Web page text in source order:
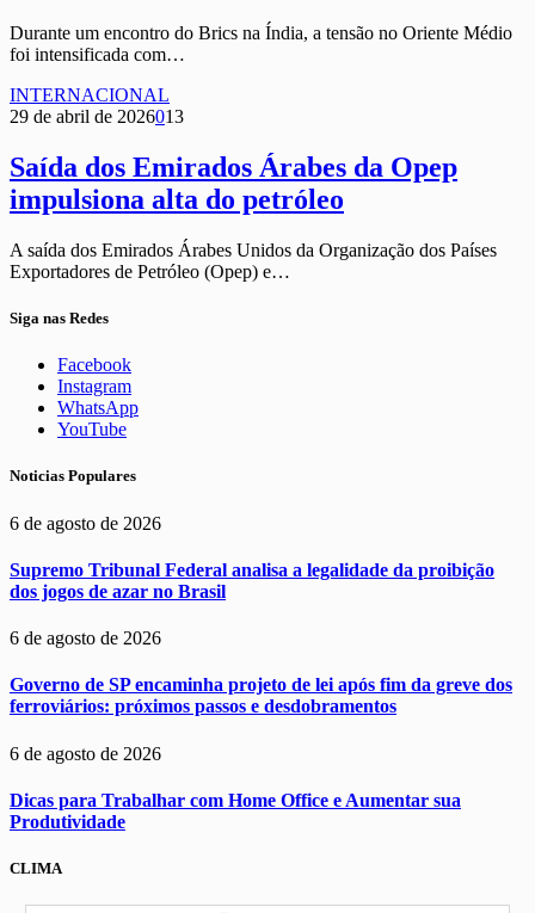
Durante um encontro do Brics na Índia, a tensão no Oriente Médio
foi intensificada com…
INTERNACIONAL
29 de abril de 2026013
Saída dos Emirados Árabes da Opep
impulsiona alta do petróleo
A saída dos Emirados Árabes Unidos da Organização dos Países
Exportadores de Petróleo (Opep) e…
Siga nas Redes
Facebook
Instagram
WhatsApp
YouTube
Noticias Populares
6 de agosto de 2026
Supremo Tribunal Federal analisa a legalidade da proibição
dos jogos de azar no Brasil
6 de agosto de 2026
Governo de SP encaminha projeto de lei após fim da greve dos
ferroviários: próximos passos e desdobramentos
6 de agosto de 2026
Dicas para Trabalhar com Home Office e Aumentar sua
Produtividade
CLIMA